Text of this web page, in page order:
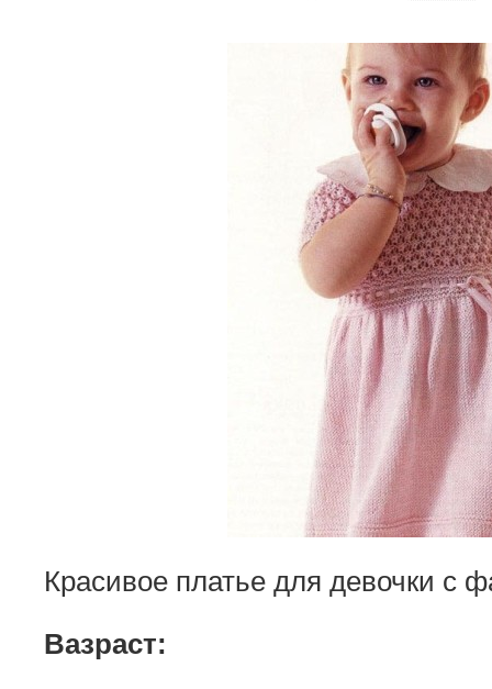
Красивое платье для девочки с
Вазраст: